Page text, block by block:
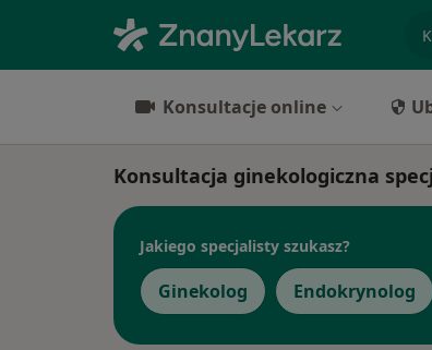
Konsultacje online
Konsultacja ginekologiczna
Jakiego specjalisty szukasz?
Ginekolog Endokrynolog